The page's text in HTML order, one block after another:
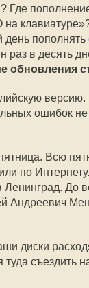
Где
день пополнять
раз в десять
обновления
ошибок
Всю
по
До
Андреевич
диски
съездить